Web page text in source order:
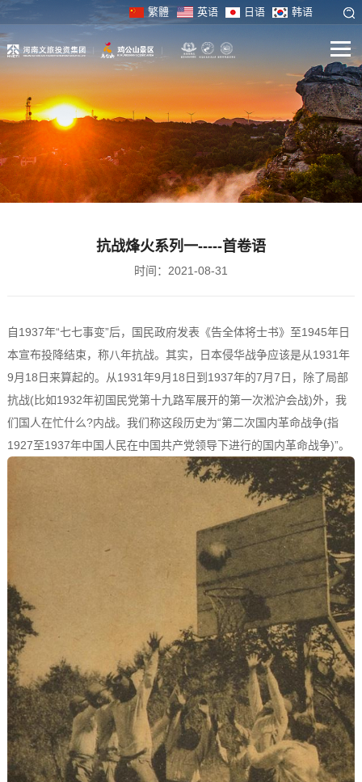
繁體 英语 日语 韩语
抗战烽火系列一-----首卷语
时间：2021-08-31
自1937年“七七事变”后，国民政府发表《告全体将士书》至1945年日
本宣布投降结束，称八年抗战。其实，日本侵华战争应该是从1931年
9月18日来算起的。从1931年9月18日到1937年的7月7日，除了局部
抗战(比如1932年初国民党第十九路军展开的第一次淞沪会战)外，我
们国人在忙什么?内战。我们称这段历史为“第二次国内革命战争(指
1927至1937年中国人民在中国共产党领导下进行的国内革命战争)”。